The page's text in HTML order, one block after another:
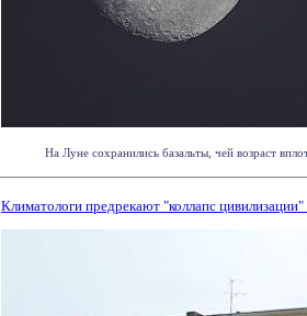
На Луне сохранились базальты, чей возраст
Климатологи предрекают "коллапс